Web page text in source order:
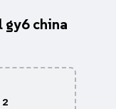
gy6 china
2